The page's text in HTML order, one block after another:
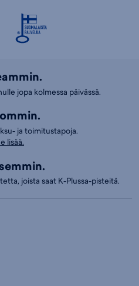
jopa kolmessa päivässä.
ja toimitustapoja.
lisää.
joista saat K-Plussa-pisteitä.